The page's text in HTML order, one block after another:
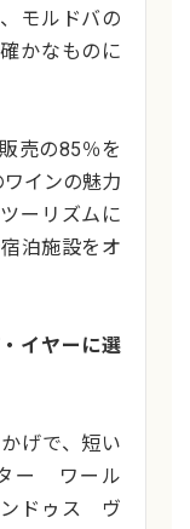
モルドバの
かなものに
売の85％を
インの魅力
ーリズムに
泊施設をオ
イヤーに選
げで、短い
ー ワール
ドゥス ヴ